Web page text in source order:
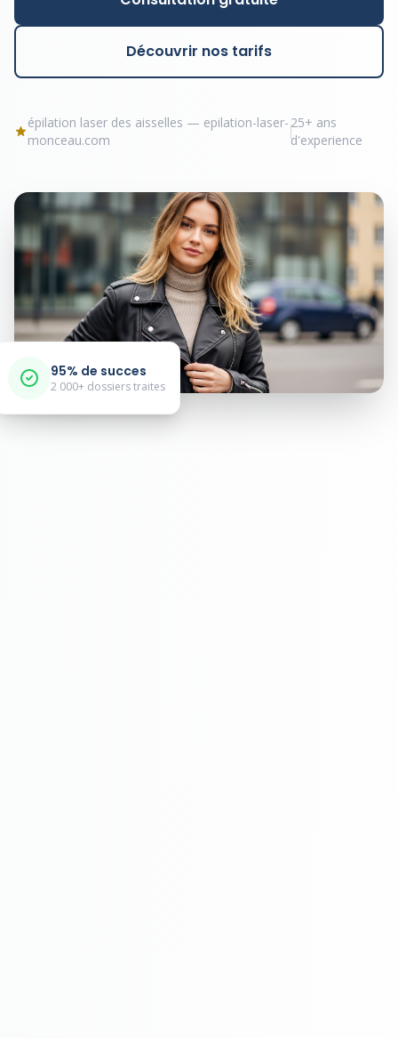
Découvrir nos tarifs
épilation laser des aisselles — epilation-laser-
monceau.com
25+ ans
d'experience
95% de succes
2 000+ dossiers traites